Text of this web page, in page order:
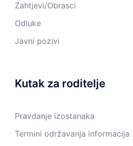
Zahtjevi/Obrasci
Odluke
Javni pozivi
Kutak za roditelje
Pravdanje izostanaka
Termini održavanja